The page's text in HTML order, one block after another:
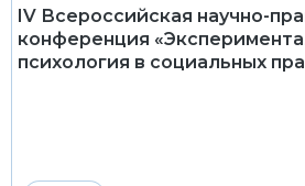
IV Всероссийская научно-
конференция
психология в социальных